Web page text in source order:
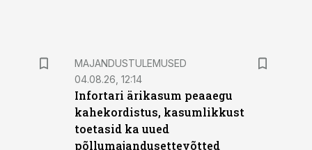
MAJANDUSTULEMUSED
04.08.26, 12:14
Infortari ärikasum peaaegu
kahekordistus, kasumlikkust
toetasid ka uued
põllumajandusettevõtted